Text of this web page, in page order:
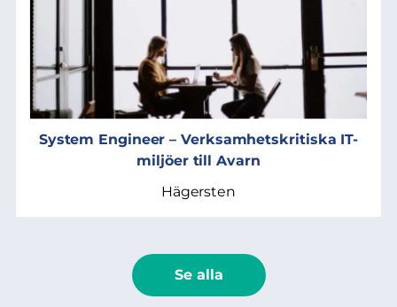
System Engineer – Verksamhetskritiska IT-
miljöer till Avarn
Hägersten
Se alla